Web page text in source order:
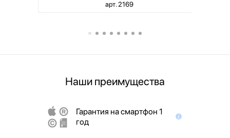
арт. 2169
Наши преимущества
Гарантия на смартфон 1
год